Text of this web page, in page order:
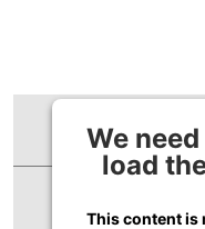
We
load
This content is